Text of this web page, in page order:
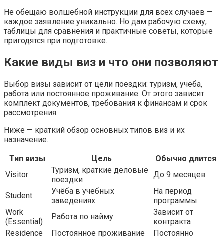
Не обещаю волшебной инструкции для всех случаев —
каждое заявление уникально. Но дам рабочую схему,
таблицы для сравнения и практичные советы, которые
пригодятся при подготовке.
Какие виды виз и что они позволяют
Выбор визы зависит от цели поездки: туризм, учёба,
работа или постоянное проживание. От этого зависит
комплект документов, требования к финансам и срок
рассмотрения.
Ниже — краткий обзор основных типов виз и их
назначение.
Тип визы
Цель
Обычно длится
Visitor
Туризм, краткие деловые
поездки
До 9 месяцев
Student
Учёба в учебных
заведениях
На период
программы
Work
(Essential)
Работа по найму
Зависит от
контракта
Residence
Постоянное проживание Постоянно